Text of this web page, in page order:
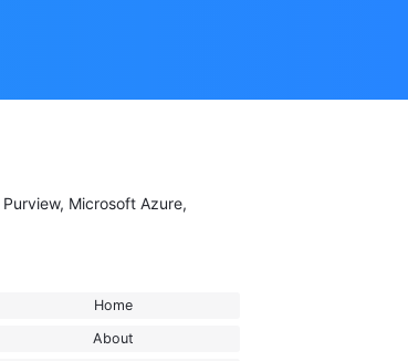
Microsoft Azure,
Home
About